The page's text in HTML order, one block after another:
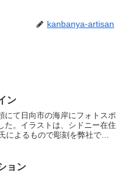
kanbanya-artisan
ン
にて日向市の海岸にフォトスポ
た。イラストは、シドニー在住
よるもので彫刻を弊社で製
ョン